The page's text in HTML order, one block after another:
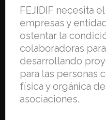
FEJIDIF necesita
empresas y
ostentar la
colaboradoras
desarrollando
para las personas
física y orgánica
asociaciones.